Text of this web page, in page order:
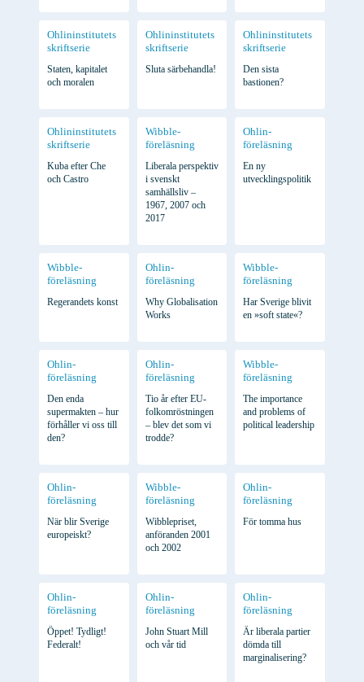
Ohlininstitutets
skriftserie
Staten, kapitalet
och moralen
Ohlininstitutets
skriftserie
Sluta särbehandla!
Ohlininstitutets
skriftserie
Den sista
bastionen?
Ohlininstitutets
skriftserie
Kuba efter Che
och Castro
Wibble-
föreläsning
Liberala perspektiv
i svenskt
samhällsliv –
1967, 2007 och
2017
Ohlin-
föreläsning
En ny
utvecklingspolitik
Wibble-
föreläsning
Regerandets konst
Ohlin-
föreläsning
Why Globalisation
Works
Wibble-
föreläsning
Har Sverige blivit
en »soft state«?
Ohlin-
föreläsning
Den enda
supermakten – hur
förhåller vi oss till
den?
Ohlin-
föreläsning
Tio år efter EU-
folkomröstningen
– blev det som vi
trodde?
Wibble-
föreläsning
The importance
and problems of
political leadership
Ohlin-
föreläsning
När blir Sverige
europeiskt?
Wibble-
föreläsning
Wibblepriset,
anföranden 2001
och 2002
Ohlin-
föreläsning
För tomma hus
Ohlin-
föreläsning
Öppet! Tydligt!
Federalt!
Ohlin-
föreläsning
John Stuart Mill
och vår tid
Ohlin-
föreläsning
Är liberala partier
dömda till
marginalisering?